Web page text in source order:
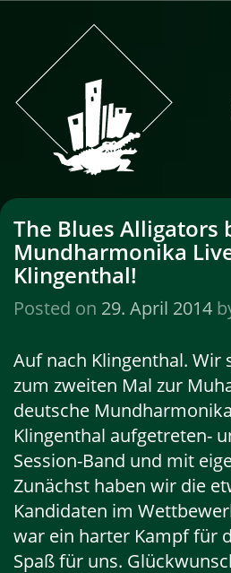
The Blues Alligators
Mundharmonika
Klingenthal!
Posted on 29. April 2014
Auf nach Klingenthal. Wir
zum zweiten Mal zur
deutsche
Klingenthal aufgetreten-
Session-Band und mit
Zunächst haben wir die
Kandidaten im
war ein harter Kampf für
Spaß für uns.